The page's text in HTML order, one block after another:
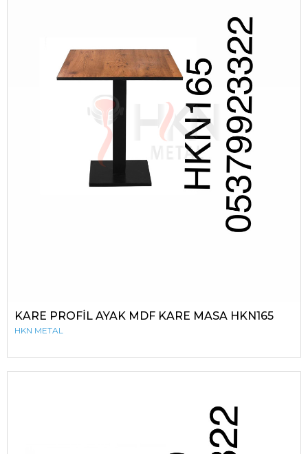
KARE PROFİL AYAK MDF KARE MASA HKN165
HKN METAL